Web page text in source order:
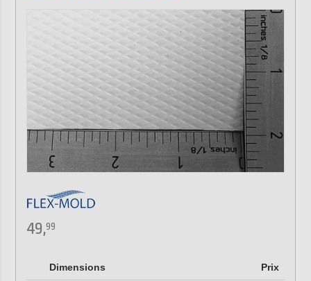
49,99
Dimensions Prix